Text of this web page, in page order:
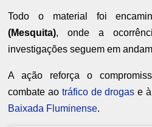
Todo o material foi
(Mesquita), onde a
investigações seguem em
A ação reforça o
combate ao tráfico de drogas e à
Baixada Fluminense.